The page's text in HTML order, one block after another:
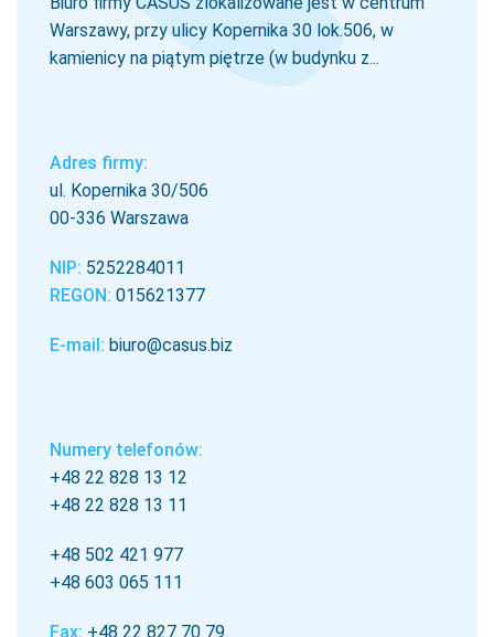
Warszawy, przy ulicy Kopernika 30 lok.506, w
kamienicy na piątym piętrze (w budynku z...
Adres firmy:
ul. Kopernika 30/506
00-336 Warszawa
NIP: 5252284011
REGON: 015621377
E-mail: biuro@casus.biz
Numery telefonów:
+48 22 828 13 12
+48 22 828 13 11
+48 502 421 977
+48 603 065 111
Fax: +48 22 827 70 79